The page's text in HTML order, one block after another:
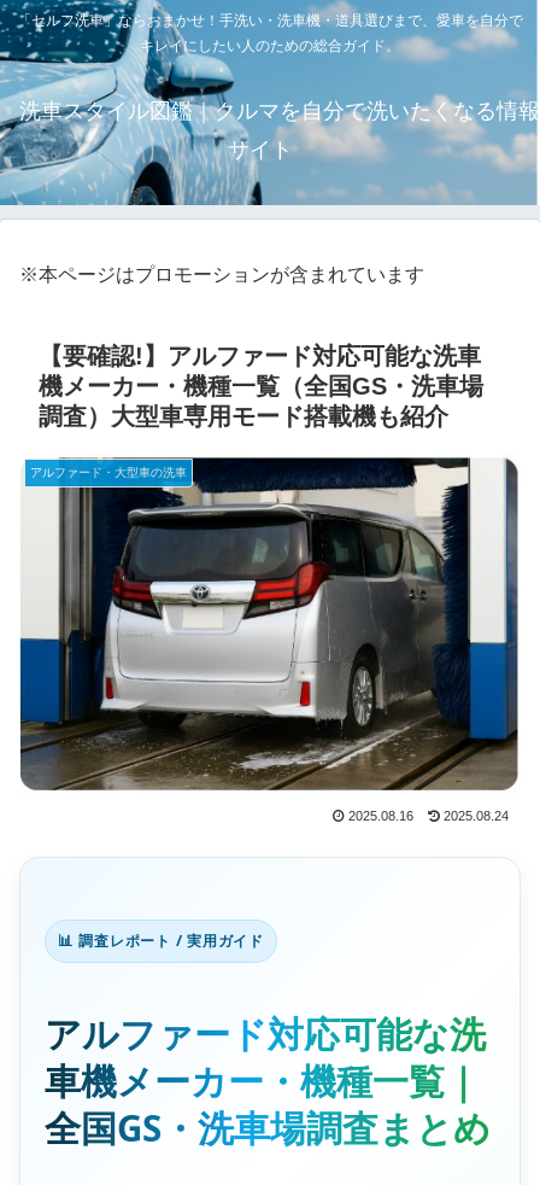
「セルフ洗車」ならおまかせ！手洗い・洗車機・道具選びまで、愛車を自分で
キレイにしたい人のための総合ガイド。
洗車スタイル図鑑｜クルマを自分で洗いたくなる情報
サイト
※本ページはプロモーションが含まれています
【要確認!】アルファード対応可能な洗車
機メーカー・機種一覧（全国GS・洗車場
調査）大型車専用モード搭載機も紹介
アルファード・大型車の洗車
2025.08.16 2025.08.24
📊 調査レポート / 実用ガイド
アルファード対応可能な洗
車機メーカー・機種一覧｜
全国GS・洗車場調査まとめ